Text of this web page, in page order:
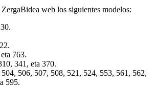
web los siguientes modelos:
763.
341, eta 370.
504, 506, 507, 508, 521, 524, 553, 561, 562,
595.